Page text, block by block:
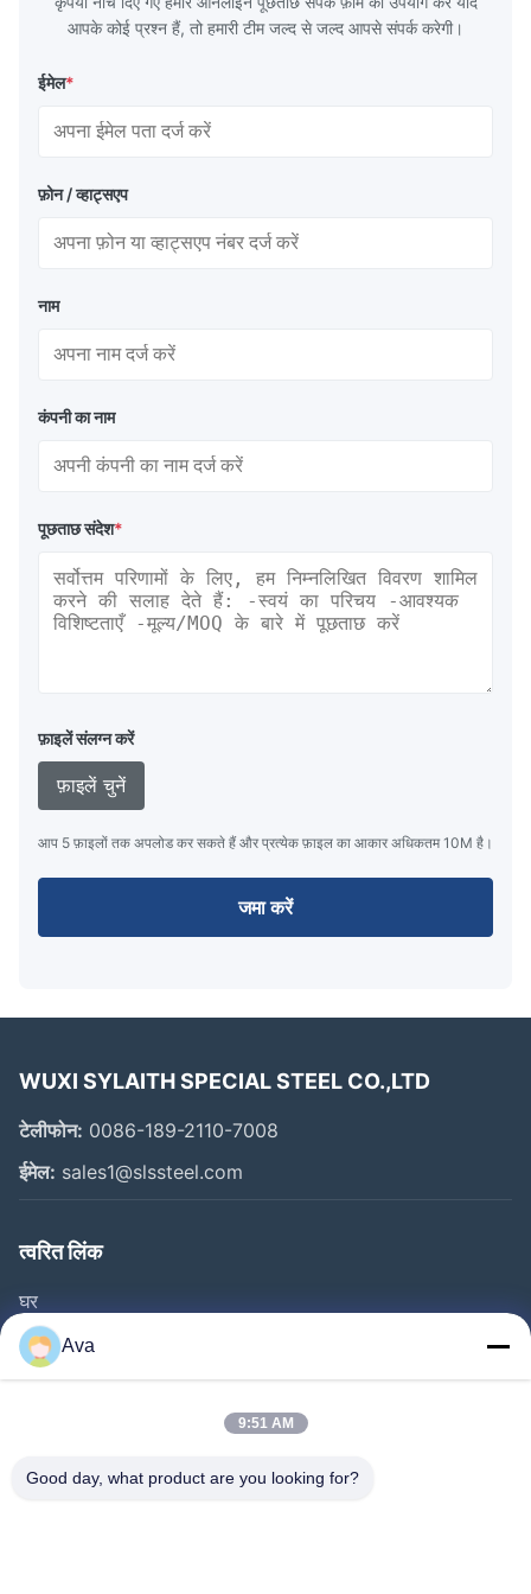
Q235,
आपके कोई प्रश्न हैं, तो हमारी टीम जल्द से जल्द आपसे संपर्क करेगी।
ईमेल*
फ़ोन / व्हाट्सएप
नाम
कंपनी का नाम
पूछताछ संदेश*
फ़ाइलें संलग्न करें
फ़ाइलें चुनें
आप 5 फ़ाइलों तक अपलोड कर सकते हैं और प्रत्येक फ़ाइल का आकार अधिकतम 10M है।
जमा करें
WUXI SYLAITH SPECIAL STEEL CO.,LTD
टेलीफोन: 0086-189-2110-7008
ईमेल: sales1@slssteel.com
त्वरित लिंक
घर
उत्पाद
वीडियो
कारखाने का दौरा
Ava
9:51 AM
Good day, what product are you looking for?